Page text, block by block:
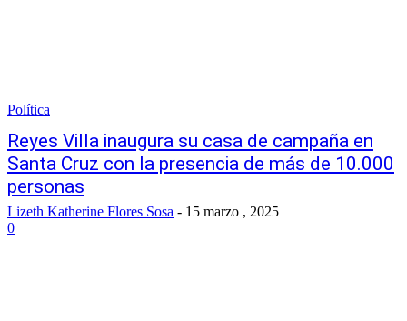
Política
Reyes Villa inaugura su casa de campaña en
Santa Cruz con la presencia de más de 10.000
personas
Lizeth Katherine Flores Sosa - 15 marzo , 2025
0